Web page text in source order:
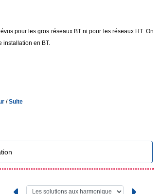
pour les gros réseaux BT ni pour les réseaux HT. On
installation en BT.
/Suite